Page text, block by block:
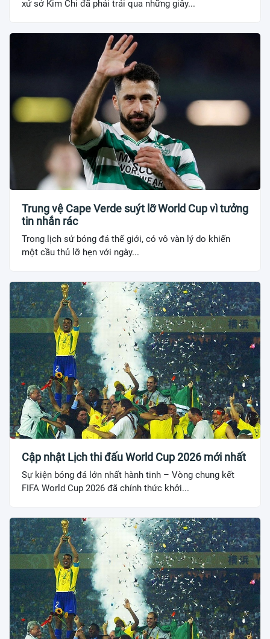
xứ sở Kim Chi đã phải trải qua những giây...
Trung vệ Cape Verde suýt lỡ World Cup vì tưởng
tin nhắn rác
Trong lịch sử bóng đá thế giới, có vô vàn lý do khiến
một cầu thủ lỡ hẹn với ngày...
Cập nhật Lịch thi đấu World Cup 2026 mới nhất
Sự kiện bóng đá lớn nhất hành tinh – Vòng chung kết
FIFA World Cup 2026 đã chính thức khởi...